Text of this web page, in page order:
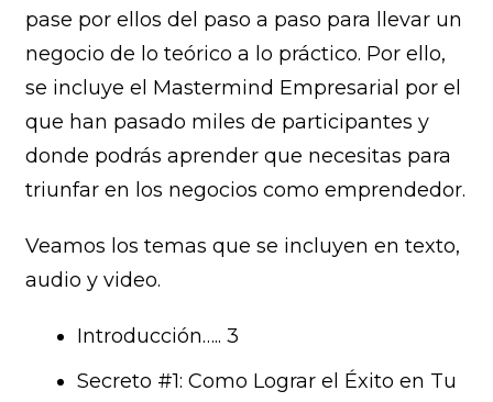
pase por ellos del paso a paso para llevar un
negocio de lo teórico a lo práctico. Por ello,
se incluye el Mastermind Empresarial por el
que han pasado miles de participantes y
donde podrás aprender que necesitas para
triunfar en los negocios como emprendedor.
Veamos los temas que se incluyen en texto,
audio y video.
Introducción….. 3
Secreto #1: Como Lograr el Éxito en Tu